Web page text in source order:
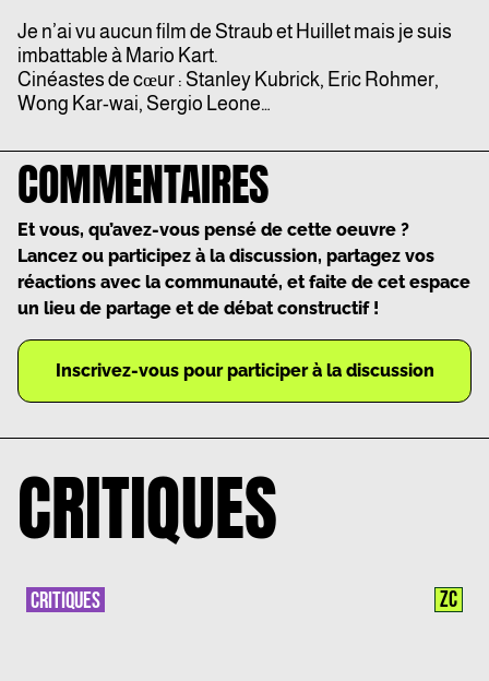
Je n’ai vu aucun film de Straub et Huillet mais je suis
imbattable à Mario Kart.
Cinéastes de cœur : Stanley Kubrick, Eric Rohmer,
Wong Kar-wai, Sergio Leone…
COMMENTAIRES
Et vous, qu’avez-vous pensé de cette oeuvre ?
Lancez ou participez à la discussion, partagez vos
réactions avec la communauté, et faite de cet espace
un lieu de partage et de débat constructif !
Inscrivez-vous pour participer à la discussion
CRITIQUES
CRITIQUES ZC